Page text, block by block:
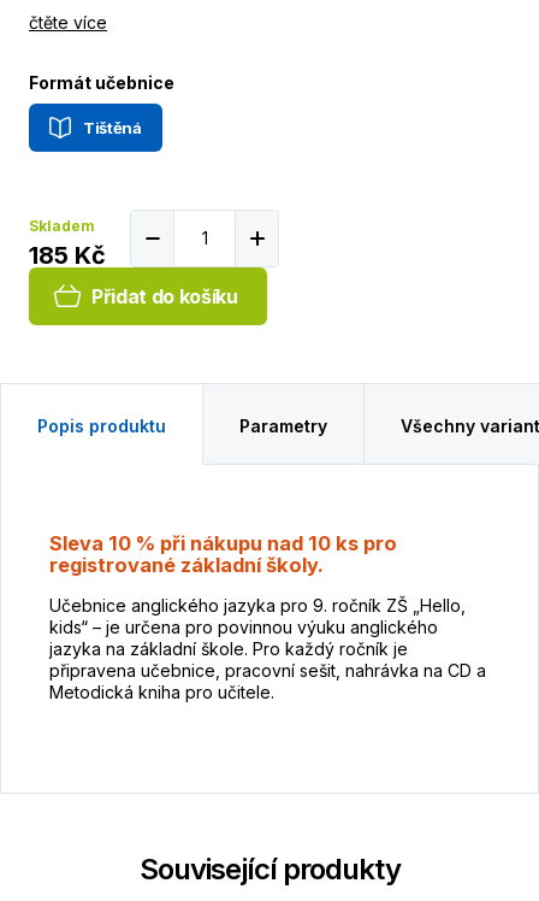
čtěte více
Formát učebnice
Tištěná
Skladem
185 Kč
Přidat do košíku
Popis produktu Parametry Všechny
Sleva 10 % při nákupu nad 10 ks pro
registrované základní školy.
Učebnice anglického jazyka pro 9. ročník ZŠ „Hello,
kids“ – je určena pro povinnou výuku anglického
jazyka na základní škole. Pro každý ročník je
připravena učebnice, pracovní sešit, nahrávka na CD a
Metodická kniha pro učitele.
Související produkty